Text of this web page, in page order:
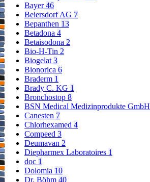
Bayer46
Beiersdorf AG 7
Bepanthen 13
Betadona 4
Betaisodona 2
Bio-H-Tin 2
Biogelat3
Bionorica 6
Braderm 1
Brady C. KG 1
Bronchostop 8
BSN Medical Medizinprodukte GmbH
Canesten 7
Chlorhexamed 4
Compeed 3
Deumavan 2
Diepharmex Laboratoires 1
doc 1
Dolomia 10
Dr. Böhm 40